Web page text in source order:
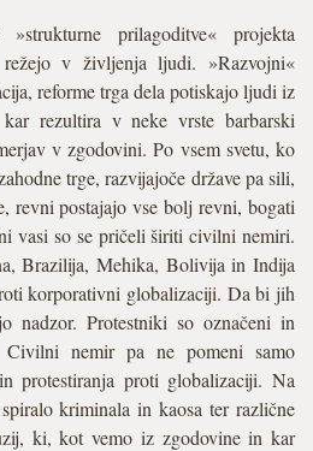
prilagoditve« projekta
režejo v življenja ljudi. »Razvojni«
reforme trga dela potiskajo ljudi iz
rezultira v neke vrste barbarski
v zgodovini. Po vsem svetu, ko
trge, razvijajoče države pa sili,
revni postajajo vse bolj revni, bogati
vasi so se pričeli širiti civilni nemiri.
Brazilija, Mehika, Bolivija in Indija
korporativni globalizaciji. Da bi jih
nadzor. Protestniki so označeni in
Civilni nemir pa ne pomeni samo
protestiranja proti globalizaciji. Na
kriminala in kaosa ter različne
ki, kot vemo iz zgodovine in kar